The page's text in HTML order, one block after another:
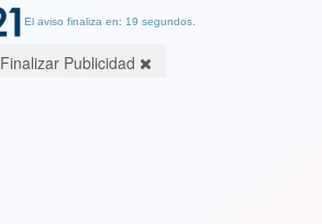
El aviso finaliza en: 19 segundos.
Finalizar Publicidad